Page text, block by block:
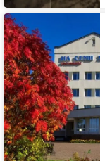
Гостиница
На
семи
холмах